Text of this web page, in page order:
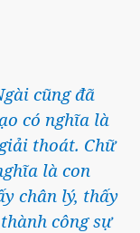
cũng đã
có nghĩa là
thoát. Chữ
là con
chân lý, thấy
công sự